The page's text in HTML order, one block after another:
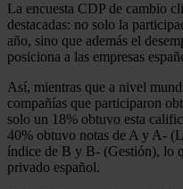
La encuesta CDP de cambio
destacadas: no solo la
año, sino que además el
posiciona a las empresas
Así, mientras que a nivel
compañías que participaron
solo un 18% obtuvo esta
40% obtuvo notas de A y A-
índice de B y B- (Gestión), lo
privado español.